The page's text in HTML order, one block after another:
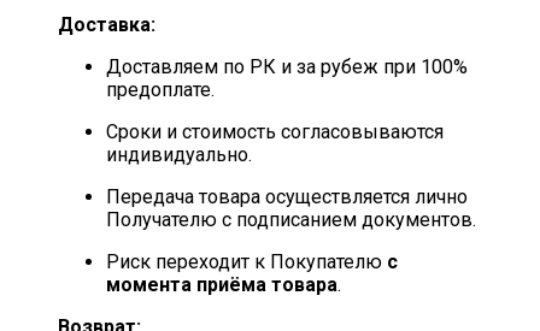
Доставка:
Доставляем по РК и за рубеж при 100%
предоплате.
Сроки и стоимость согласовываются
индивидуально.
Передача товара осуществляется лично
Получателю с подписанием документов.
Риск переходит к Покупателю с
момента приёма товара.